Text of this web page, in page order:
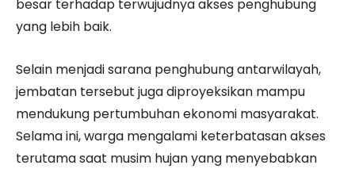
besar terhadap terwujudnya akses penghubung
yang lebih baik.
Selain menjadi sarana penghubung antarwilayah,
jembatan tersebut juga diproyeksikan mampu
mendukung pertumbuhan ekonomi masyarakat.
Selama ini, warga mengalami keterbatasan akses
terutama saat musim hujan yang menyebabkan